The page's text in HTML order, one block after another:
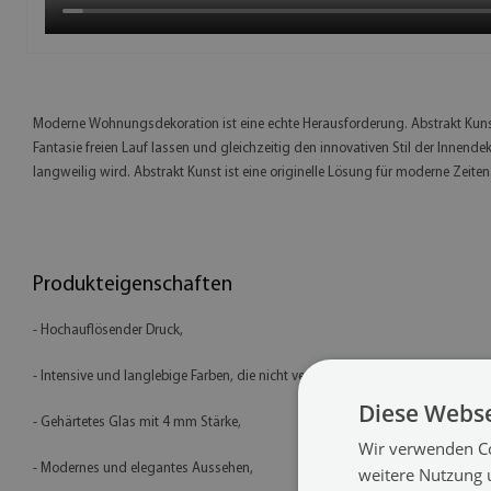
Moderne Wohnungsdekoration ist eine echte Herausforderung. Abstrakt
Fantasie freien Lauf lassen und gleichzeitig den innovativen Stil der
langweilig wird. Abstrakt Kunst ist eine originelle Lösung für moderne Zeiten.
Produkteigenschaften
- Hochauflösender Druck,
- Intensive und langlebige Farben, die nicht verblassen,
- Gehärtetes Glas mit 4 mm Stärke,
- Modernes und elegantes Aussehen,
Diese
Wir verwenden
weitere Nutzung